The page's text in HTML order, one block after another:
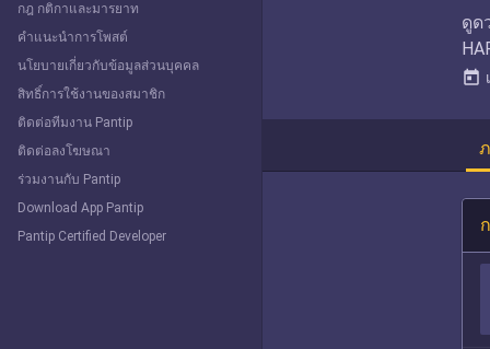
ดูด
today
Explore
กฎ กติกาและมารยาท
คำแนะนำการโพสต์
นโยบายเกี่ยวกับข้อมูลส่วนบุคคล
สิทธิ์การใช้งานของสมาชิก
ติดต่อทีมงาน Pantip
ติดต่อลงโฆษณา
ร่วมงานกับ Pantip
Download App Pantip
Pantip Certified Developer